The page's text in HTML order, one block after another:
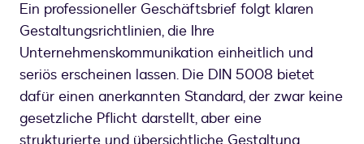
Ein professioneller Geschäftsbrief folgt klaren
Gestaltungsrichtlinien, die Ihre
Unternehmenskommunikation einheitlich und
seriös erscheinen lassen. Die DIN 5008 bietet
dafür einen anerkannten Standard, der zwar keine
gesetzliche Pflicht darstellt, aber eine